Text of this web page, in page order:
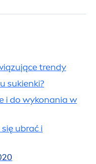
trendy
sukienki?
i do wykonania w
ubrać i